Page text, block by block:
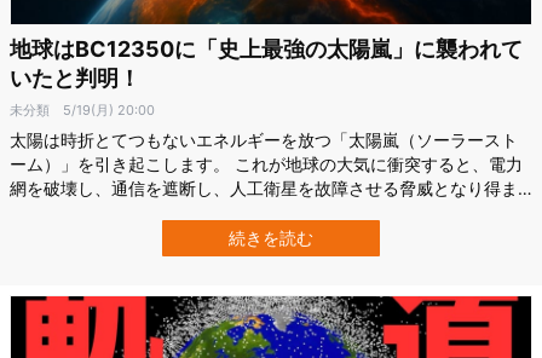
地球はBC12350に「史上最強の太陽嵐」に襲われて
いたと判明！
未分類 5/19(月) 20:00
太陽は時折とてつもないエネルギーを放つ「太陽嵐（ソーラースト
ーム）」を引き起こします。 これが地球の大気に衝突すると、電力
網を破壊し、通信を遮断し、人工衛星を故障させる脅威となり得ま
Oulu）らの研究で、紀元前1万2350年前に史上最強の太陽嵐が地球
を襲っていたことが明らかになりました。 それはどれほど強烈なも
続きを読む